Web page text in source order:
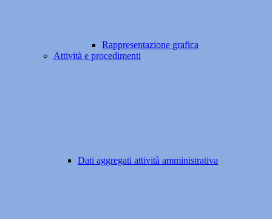
Rappresentazione grafica
Attività e procedimenti
Dati aggregati attività amministrativa